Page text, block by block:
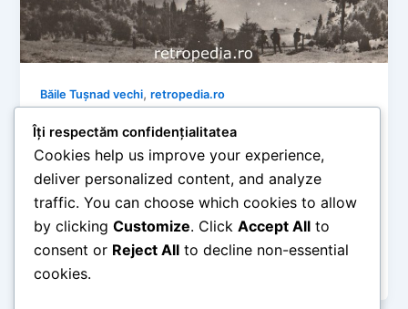
Băile Tușnad vechi,retropedia.ro
Băile Tușnad de altădată: Peisaje
vulcanice și tihnă montană în imagini
R.P.R. (1960-1963)
retropedia mai 30, 2026
Timp de citire: 5 minute Supranumită și „Perla
Harghitei”, stațiunea Băile Tușnad a fost mereu
recunoscută pentru aerul său puternic […]
Îți respectăm confidențialitatea
Cookies help us improve your experience,
deliver personalized content, and analyze
traffic. You can choose which cookies to allow
by clicking Customize. Click Accept All to
consent or Reject All to decline non-essential
cookies.